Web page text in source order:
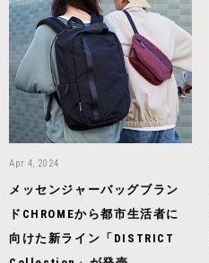
Apr 4, 2024
メッセンジャーバッグブラン
ドCHROMEから都市生活者に
向けた新ライン「DISTRICT